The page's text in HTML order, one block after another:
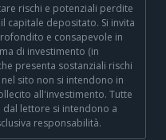
rischi e potenziali perdite
capitale depositato. Si invita
e consapevole in
di investimento (in
presenta sostanziali rischi
sito non si intendono in
all'investimento. Tutte
dal lettore si intendono a
responsabilità.